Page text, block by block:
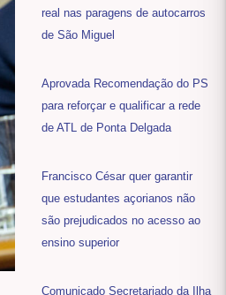
real nas paragens de autocarros
de São Miguel
Aprovada Recomendação do PS
para reforçar e qualificar a rede
de ATL de Ponta Delgada
Francisco César quer garantir
que estudantes açorianos não
são prejudicados no acesso ao
ensino superior
Comunicado Secretariado da Ilha